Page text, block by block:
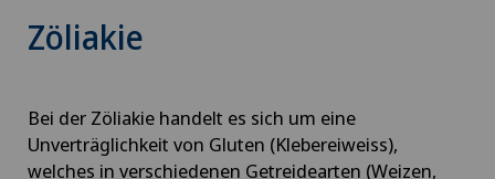
Zöliakie
Bei der Zöliakie handelt es sich um eine
Unverträglichkeit von Gluten (Klebereiweiss),
welches in verschiedenen Getreidearten (Weizen,